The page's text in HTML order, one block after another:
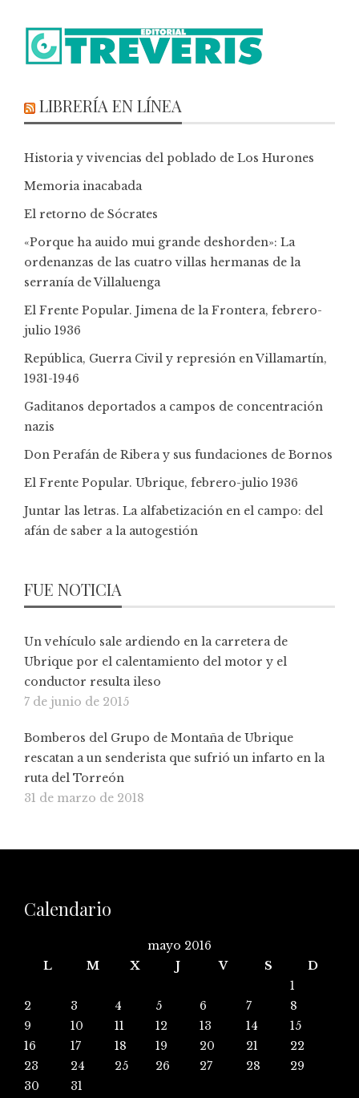
LIBRERÍA EN LÍNEA
Historia y vivencias del poblado de Los Hurones
Memoria inacabada
El retorno de Sócrates
«Porque ha auido mui grande deshorden»: La
ordenanzas de las cuatro villas hermanas de la
serranía de Villaluenga
El Frente Popular. Jimena de la Frontera, febrero-
julio 1936
República, Guerra Civil y represión en Villamartín,
1931-1946
Gaditanos deportados a campos de concentración
nazis
Don Perafán de Ribera y sus fundaciones de Bornos
El Frente Popular. Ubrique, febrero-julio 1936
Juntar las letras. La alfabetización en el campo: del
afán de saber a la autogestión
FUE NOTICIA
Un vehículo sale ardiendo en la carretera de
Ubrique por el calentamiento del motor y el
conductor resulta ileso
7 de junio de 2015
Bomberos del Grupo de Montaña de Ubrique
rescatan a un senderista que sufrió un infarto en la
ruta del Torreón
31 de marzo de 2018
Calendario
mayo 2016
L
M X J V S
D
1
2
3 4 5 6 7
8
9
10 11 12 13 14
15
16
17 18 19 20 21
22
23
24 25 26 27 28
29
30
31